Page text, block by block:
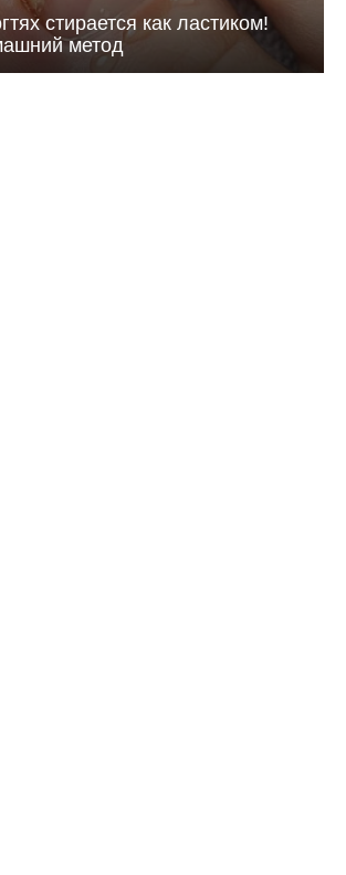
стирается как ластиком!
метод